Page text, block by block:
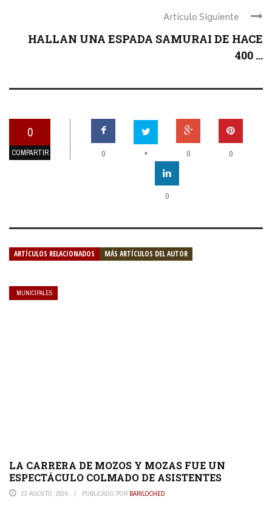
Articulo Siguiente
HALLAN UNA ESPADA SAMURAI DE HACE
400 ...
0
COMPARTIR 0 + 0 0
0
ARTÍCULOS RELACIONADOS MÁS ARTÍCULOS DEL AUTOR
MUNICIPALES
LA CARRERA DE MOZOS Y MOZAS FUE UN
ESPECTÁCULO COLMADO DE ASISTENTES
23 AGOSTO, 2024 PUBLICADO POR BARILOCHED